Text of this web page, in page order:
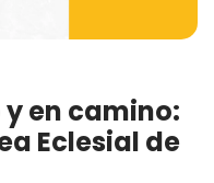
en camino:
Eclesial de